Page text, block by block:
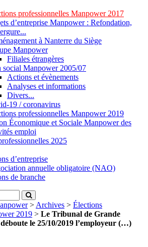
professionnelles Manpower 2017
d’entreprise Manpower : Refondation,
à Nanterre du Siège
Manpower
Filiales étrangères
social Manpower 2005/07
Actions et évènements
Analyses et informations
Divers...
19 / coronavirus
professionnelles Manpower 2019
Économique et Sociale Manpower des
emploi
2025
d’entreprise
annuelle obligatoire (NAO)
de branche
> Archives > Élections
2019 > Le Tribunal de Grande
le 25/10/2019 l’employeur (…)